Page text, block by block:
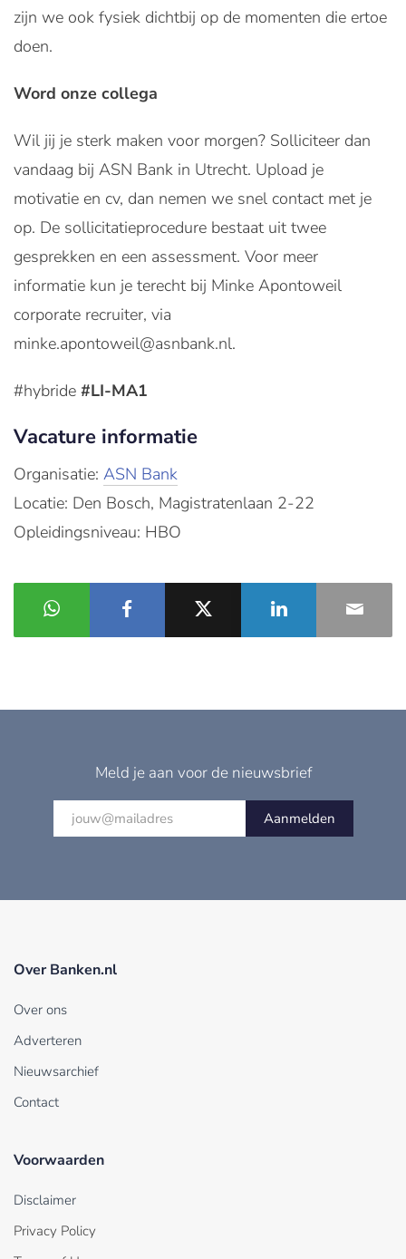
zijn we ook fysiek dichtbij op de momenten die ertoe
doen.
Word onze collega
Wil jij je sterk maken voor morgen? Solliciteer dan
vandaag bij ASN Bank in Utrecht. Upload je
motivatie en cv, dan nemen we snel contact met je
op. De sollicitatieprocedure bestaat uit twee
gesprekken en een assessment. Voor meer
informatie kun je terecht bij Minke Apontoweil
corporate recruiter, via
minke.apontoweil@asnbank.nl.
#hybride #LI-MA1
Vacature informatie
Organisatie: ASN Bank
Locatie: Den Bosch, Magistratenlaan 2-22
Opleidingsniveau: HBO
Meld je aan voor de nieuwsbrief
Aanmelden
Over Banken.nl
Over ons
Adverteren
Nieuwsarchief
Contact
Voorwaarden
Disclaimer
Privacy Policy